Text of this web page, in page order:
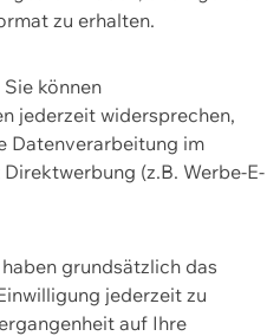
zu erhalten.
können
jederzeit widersprechen,
Datenverarbeitung im
(z.B. Werbe-E-
grundsätzlich das
jederzeit zu
auf Ihre